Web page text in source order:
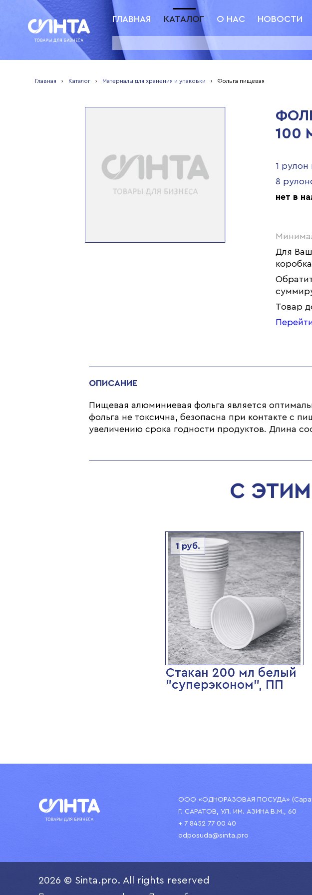
ГЛАВНАЯ КАТАЛОГ О НАС НОВОСТИ
Главная › Каталог › Материалы для хранения и упаковки › Фольга пищевая
100
1 рулон
8
нет в
Для
Товар
ОПИСАНИЕ
Пищевая алюминиевая фольга является
фольга не токсична, безопасна при контакте с
увеличению срока годности продуктов. Длина
С
1руб.
Стакан 200 мл белый
"суперэконом", ПП
ООО «ОДНОРАЗОВАЯ ПОСУДА»
Г. САРАТОВ, УЛ. ИМ. АЗИНА В.М., 60
+ 7 8452 77 00 40
odposuda@sinta.pro
2026 © Sinta.pro. All rights reserved